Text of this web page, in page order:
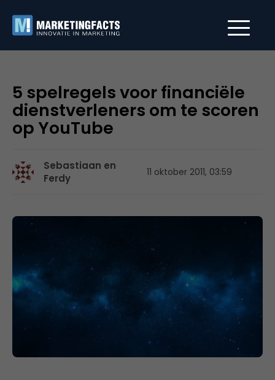
5 spelregels voor financiële
dienstverleners om te scoren
op YouTube
Sebastiaan en
Ferdy
11 oktober 2011, 03:59